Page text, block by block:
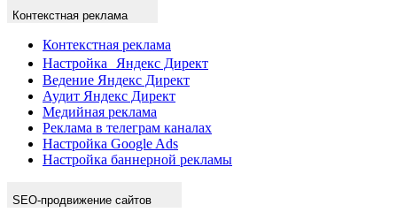
Контекстная реклама
Контекстная реклама
Настройка Яндекс Директ
Ведение Яндекс Директ
Аудит Яндекс Директ
Медийная реклама
Реклама в телеграм каналах
Настройка Google Ads
Настройка баннерной рекламы
SEO-продвижение сайтов